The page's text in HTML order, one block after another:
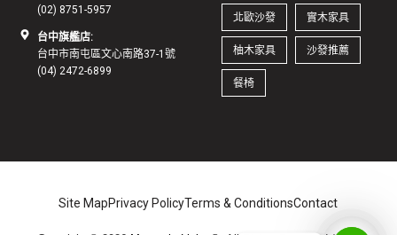
(02) 8751-5957
台中旗艦店:
台中市南屯區文心南路37-1號
(04) 2472-6899
北歐沙發 實木家具
柚木家具 沙發推薦
餐椅
Site MapPrivacy PolicyTerms & ConditionsContact